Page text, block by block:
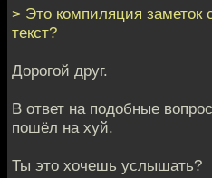
> Это компиляция заметок
текст?
Дорогой друг.
В ответ на подобные
пошёл на хуй.
Ты это хочешь услышать?